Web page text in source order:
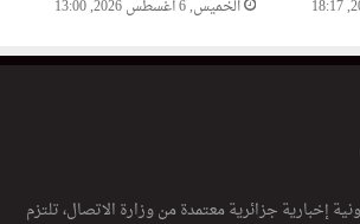
الخميس, 6 أغسطس 2026, 13:00
إخبارية جزائرية معتمدة من وزارة الاتصال، تلتزم